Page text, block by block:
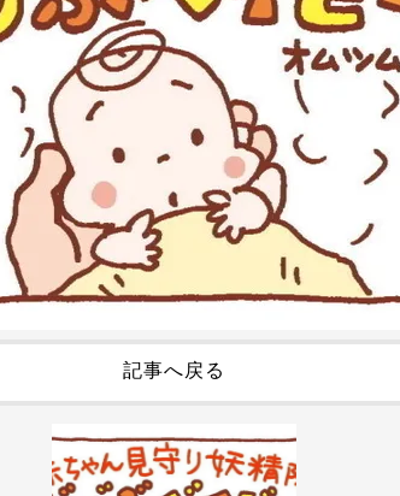
記事へ戻る